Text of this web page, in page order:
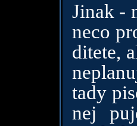
Jinak -
neco
ditete,
tady
nej